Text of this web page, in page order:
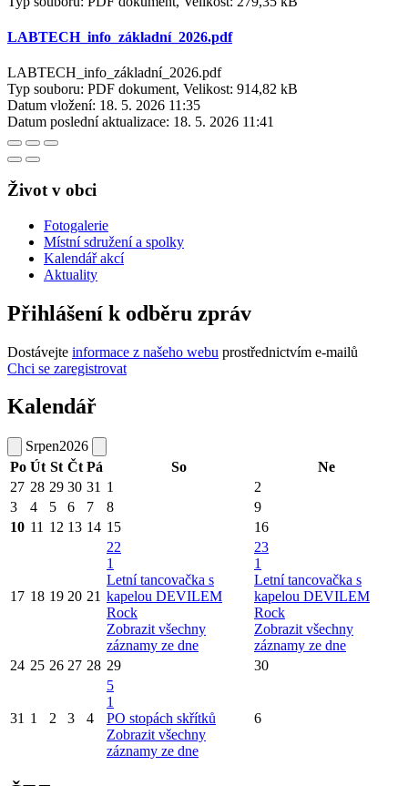
LABTECH_info_základní_2026.pdf
LABTECH_info_základní_2026.pdf
Typ souboru: PDF dokument, Velikost: 914,82 kB
Datum vložení: 18. 5. 2026 11:35
Datum poslední aktualizace: 18. 5. 2026 11:41
Život v obci
Fotogalerie
Místní sdružení a spolky
Kalendář akcí
Aktuality
Přihlášení k odběru zpráv
Dostávejte informace z našeho webu prostřednictvím e-mailů
Chci se zaregistrovat
Kalendář
Srpen2026
Po Út St Čt Pá So
Ne
27 28 29 30 31 1
2
3
4 5 6 7 8
9
10 11 12 13 14 15 16
17 18 19 20 21
22
1
Letní tancovačka s
kapelou DEVILEM
Rock
Zobrazit všechny
záznamy ze dne
23
1
Letní tancovačka s
kapelou DEVILEM
Rock
Zobrazit všechny
záznamy ze dne
24 25 26 27 28 29 30
31 1 2 3 4
5
1
PO stopách skřítků
Zobrazit všechny
záznamy ze dne
6